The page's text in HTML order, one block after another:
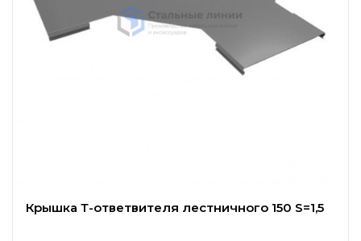
Крышка Т-ответвителя лестничного 150 S=1,5